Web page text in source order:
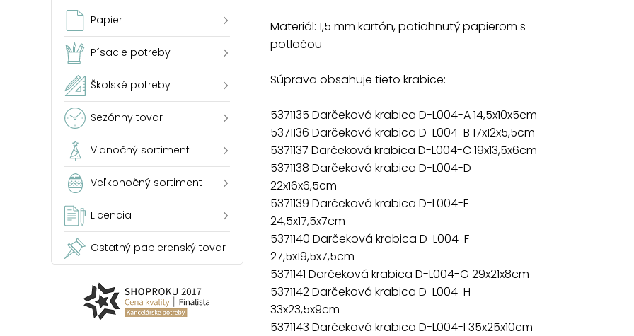
Papier
Písacie potreby
Školské potreby
Sezónny tovar
Vianočný sortiment
Veľkonočný sortiment
Licencia
Ostatný papierenský tovar
Materiál: 1,5 mm kartón, potiahnutý papierom s
potlačou
Súprava obsahuje tieto krabice:
5371135 Darčeková krabica D-L004-A 14,5x10x5cm
5371136 Darčeková krabica D-L004-B 17x12x5,5cm
5371137 Darčeková krabica D-L004-C 19x13,5x6cm
5371138 Darčeková krabica D-L004-D
22x16x6,5cm
5371139 Darčeková krabica D-L004-E
24,5x17,5x7cm
5371140 Darčeková krabica D-L004-F
27,5x19,5x7,5cm
5371141 Darčeková krabica D-L004-G 29x21x8cm
5371142 Darčeková krabica D-L004-H
33x23,5x9cm
5371143 Darčeková krabica D-L004-I 35x25x10cm